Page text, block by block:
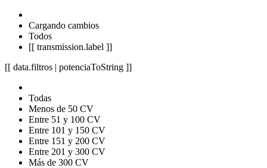
Cargando cambios
Todos
[[ transmission.label ]]
[[ data.filtros | potenciaToString ]]
Todas
Menos de 50 CV
Entre 51 y 100 CV
Entre 101 y 150 CV
Entre 151 y 200 CV
Entre 201 y 300 CV
Más de 300 CV